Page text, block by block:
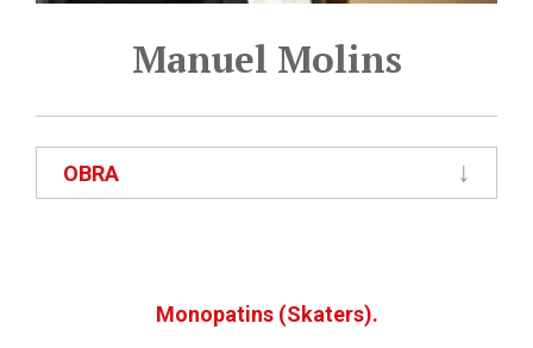
Manuel Molins
OBRA
Monopatins (Skaters).